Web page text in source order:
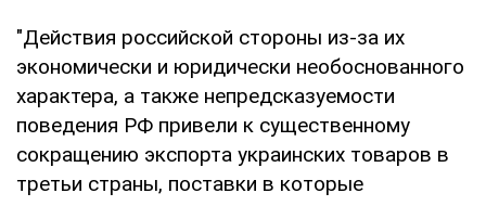
"Действия российской стороны из-за их
экономически и юридически необоснованного
характера, а также непредсказуемости
поведения РФ привели к существенному
сокращению экспорта украинских товаров в
третьи страны, поставки в которые